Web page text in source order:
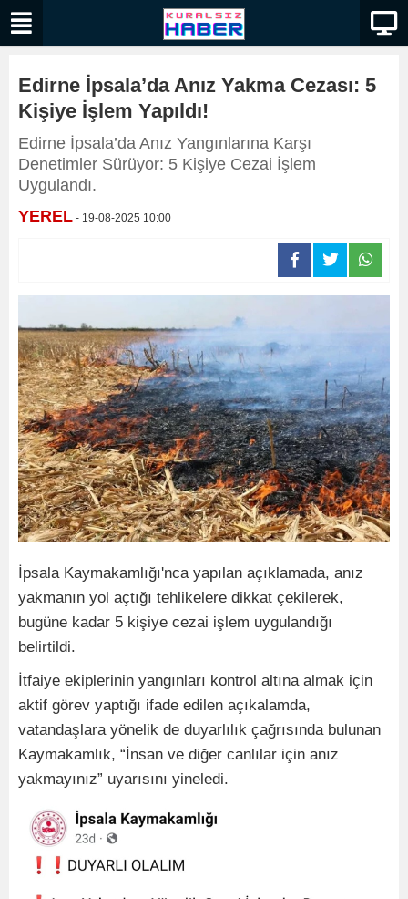
Edirne İpsala’da Anız Yakma Cezası: 5
Kişiye İşlem Yapıldı!
Edirne İpsala’da Anız Yangınlarına Karşı
Denetimler Sürüyor: 5 Kişiye Cezai İşlem
Uygulandı.
YEREL - 19-08-2025 10:00
İpsala Kaymakamlığı'nca yapılan açıklamada, anız
yakmanın yol açtığı tehlikelere dikkat çekilerek,
bugüne kadar 5 kişiye cezai işlem uygulandığı
belirtildi.
İtfaiye ekiplerinin yangınları kontrol altına almak için
aktif görev yaptığı ifade edilen açıkalamda,
vatandaşlara yönelik de duyarlılık çağrısında bulunan
Kaymakamlık, “İnsan ve diğer canlılar için anız
yakmayınız” uyarısını yineledi.